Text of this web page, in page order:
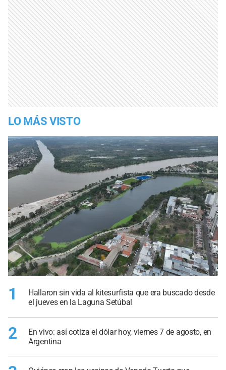
LO MÁS VISTO
1
Hallaron sin vida al kitesurfista que era buscado desde
el jueves en la Laguna Setúbal
2
En vivo: así cotiza el dólar hoy, viernes 7 de agosto, en
Argentina